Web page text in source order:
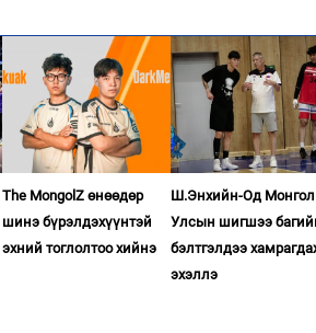
The MongolZ өнөөдөр
шинэ бүрэлдэхүүнтэй
эхний тоглолтоо хийнэ
Ш.Энхийн-Од Монгол
Улсын шигшээ
бэлтгэлдээ
эхэллэ